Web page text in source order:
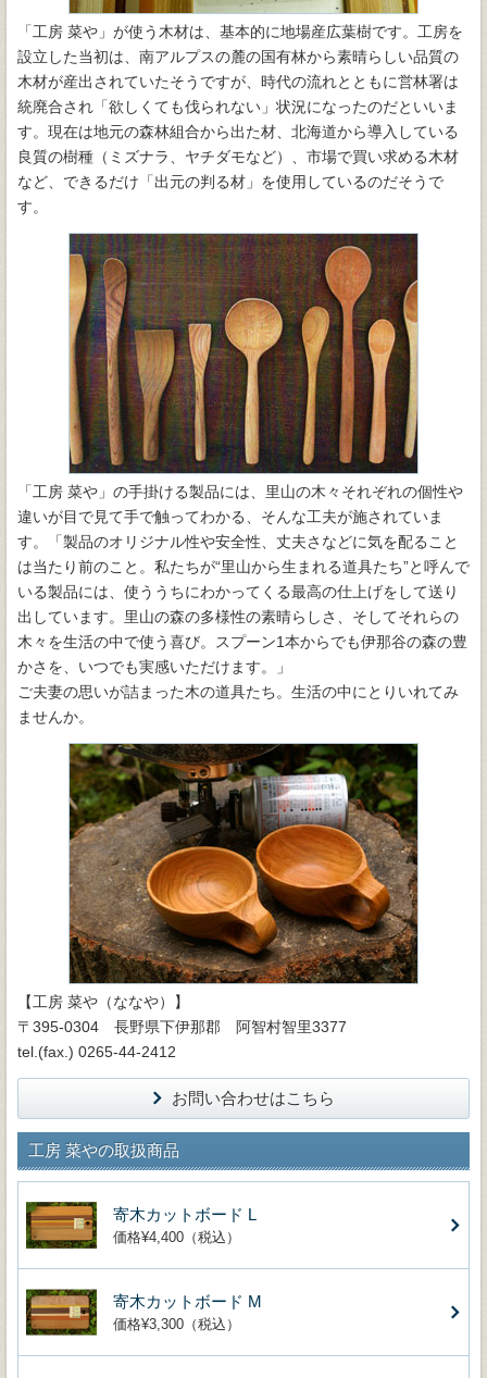
「工房 菜や」が使う木材は、基本的に地場産広葉樹です。工房を
設立した当初は、南アルプスの麓の国有林から素晴らしい品質の
木材が産出されていたそうですが、時代の流れとともに営林署は
統廃合され「欲しくても伐られない」状況になったのだといいま
す。現在は地元の森林組合から出た材、北海道から導入している
良質の樹種（ミズナラ、ヤチダモなど）、市場で買い求める木材
など、できるだけ「出元の判る材」を使用しているのだそうで
す。
「工房 菜や」の手掛ける製品には、里山の木々それぞれの個性や
違いが目で見て手で触ってわかる、そんな工夫が施されていま
す。「製品のオリジナル性や安全性、丈夫さなどに気を配ること
は当たり前のこと。私たちが“里山から生まれる道具たち”と呼んで
いる製品には、使ううちにわかってくる最高の仕上げをして送り
出しています。里山の森の多様性の素晴らしさ、そしてそれらの
木々を生活の中で使う喜び。スプーン1本からでも伊那谷の森の豊
かさを、いつでも実感いただけます。」
ご夫妻の思いが詰まった木の道具たち。生活の中にとりいれてみ
ませんか。
【工房 菜や（ななや）】
〒395-0304 長野県下伊那郡 阿智村智里3377
tel.(fax.) 0265-44-2412
お問い合わせはこちら
工房 菜やの取扱商品
寄木カットボード L
価格¥4,400（税込）
寄木カットボード M
価格¥3,300（税込）